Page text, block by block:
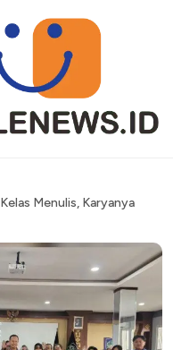
Menulis, Karyanya